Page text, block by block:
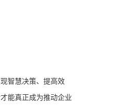
智慧决策、提高效
能真正成为推动企业